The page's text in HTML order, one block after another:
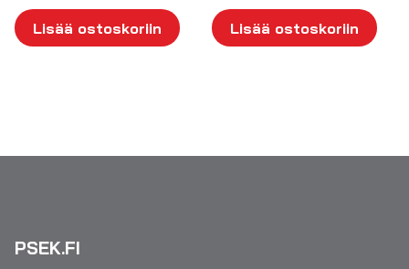
Lisää ostoskoriin Lisää ostoskoriin
PSEK.FI